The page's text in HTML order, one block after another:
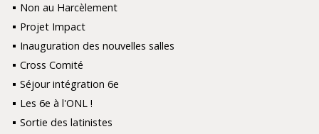
Non au Harcèlement
Projet Impact
Inauguration des nouvelles salles
Cross Comité
Séjour intégration 6e
Les 6e à l'ONL !
Sortie des latinistes